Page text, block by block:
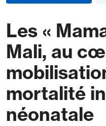
Les «
Mali, au
mortalité
néonatale